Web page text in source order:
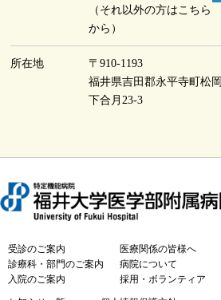
（それ以外の方はこちら
から）
所在地
〒910-1193
福井県吉田郡永平寺町松岡
下合月23-3
受診のご案内
診療科・部門のご案内
入院のご案内
医療関係の皆様へ
病院について
採用・ボランティア